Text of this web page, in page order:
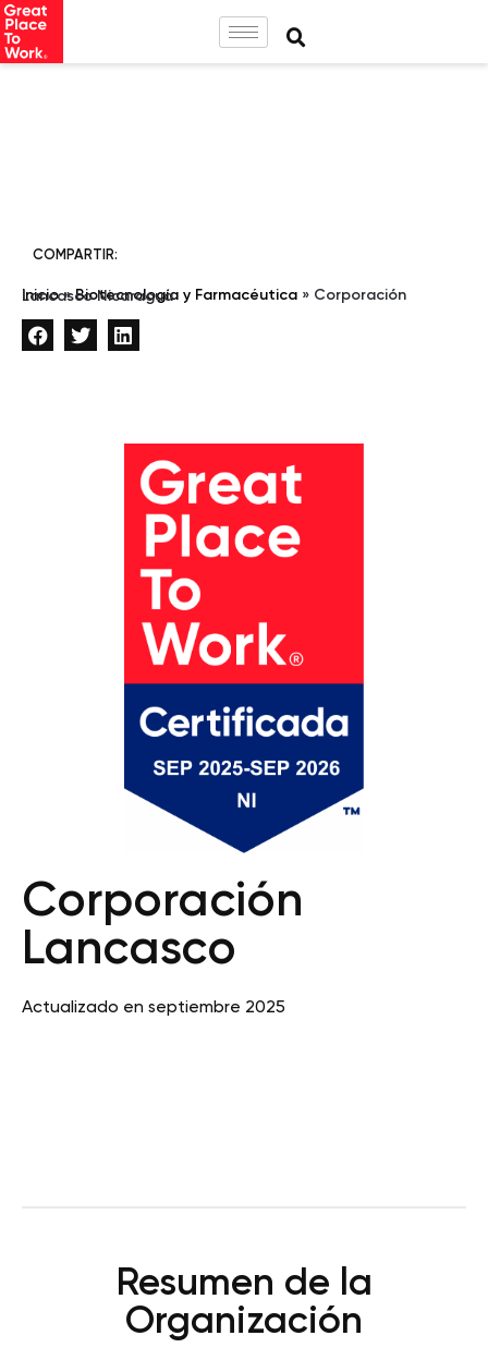
COMPARTIR:
Inicio»Biotecnología y Farmacéutica »
Corporación Lancasco Nicaragua
Corporación
Lancasco
Actualizado en septiembre 2025
Resumen de la
Organización